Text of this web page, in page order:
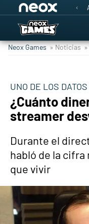
Neox Games » Noticias
UNO DE LOS
¿Cuánto
streamer
Durante el
habló de la
que vivir